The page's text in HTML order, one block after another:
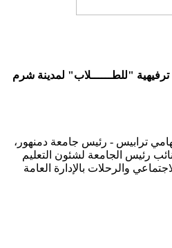
"للطــــــلاب" لمدينة شرم
ترابيس - رئيس جامعة دمنهور،
رئيس الجامعة لشئون التعليم
والرحلات بالإدارة العامة